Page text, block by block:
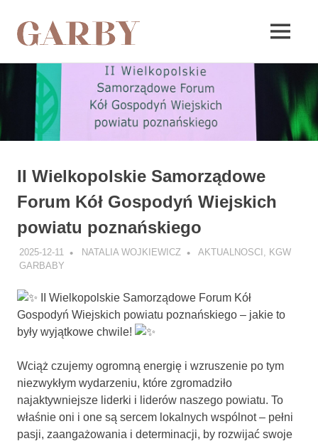
content
MENU
II Wielkopolskie Samorządowe
Forum Kół Gospodyń Wiejskich
powiatu poznańskiego
2025-12-11 NATALIA WOJKIEWICZ AKTUALNOSCI
KGW
GARBABY
II Wielkopolskie Samorządowe Forum Kół
Gospodyń Wiejskich powiatu poznańskiego – jakie to
były wyjątkowe chwile!
Wciąż czujemy ogromną energię i wzruszenie po tym
niezwykłym wydarzeniu, które zgromadziło
najaktywniejsze liderki i liderów naszego powiatu. To
właśnie oni i one są sercem lokalnych wspólnot – pełni
pasji, zaangażowania i determinacji, by rozwijać swoje